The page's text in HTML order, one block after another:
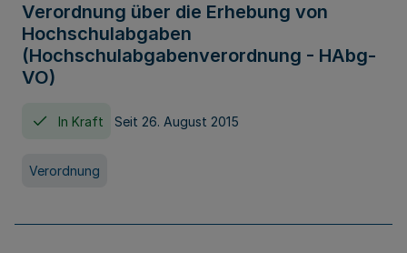
Verordnung über die Erhebung von
Hochschulabgaben
(Hochschulabgabenverordnung - HAbg-
VO)
In Kraft Seit 26. August 2015
Verordnung